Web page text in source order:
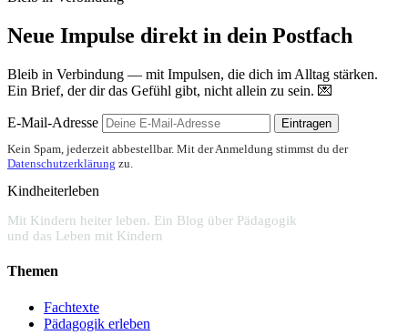
Neue Impulse direkt in dein Postfach
Bleib in Verbindung — mit Impulsen, die dich im Alltag stärken.
Ein Brief, der dir das Gefühl gibt, nicht allein zu sein. 💌
E-Mail-Adresse
Eintragen
Kein Spam, jederzeit abbestellbar. Mit der Anmeldung stimmst du der
Datenschutzerklärung zu.
Kindheiterleben
Mit Kindern heiter leben. Ein Blog über Pädagogik
und das Leben mit Kindern
Themen
Fachtexte
Pädagogik erleben